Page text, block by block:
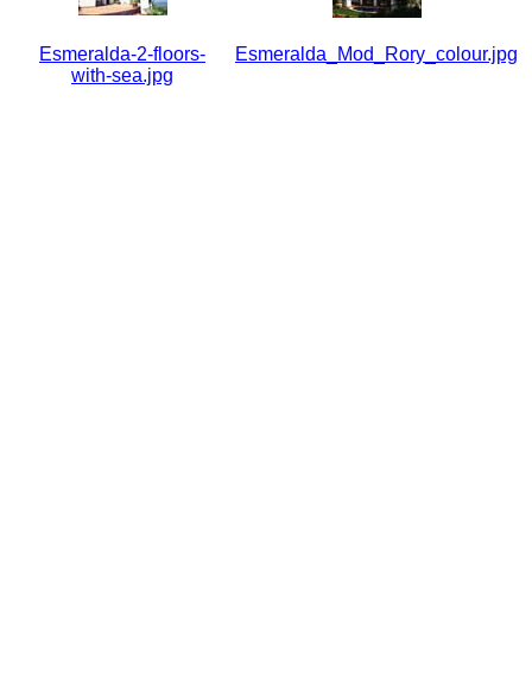
Esmeralda-2-floors-
with-sea.jpg
Esmeralda_Mod_Rory_colour.jpg